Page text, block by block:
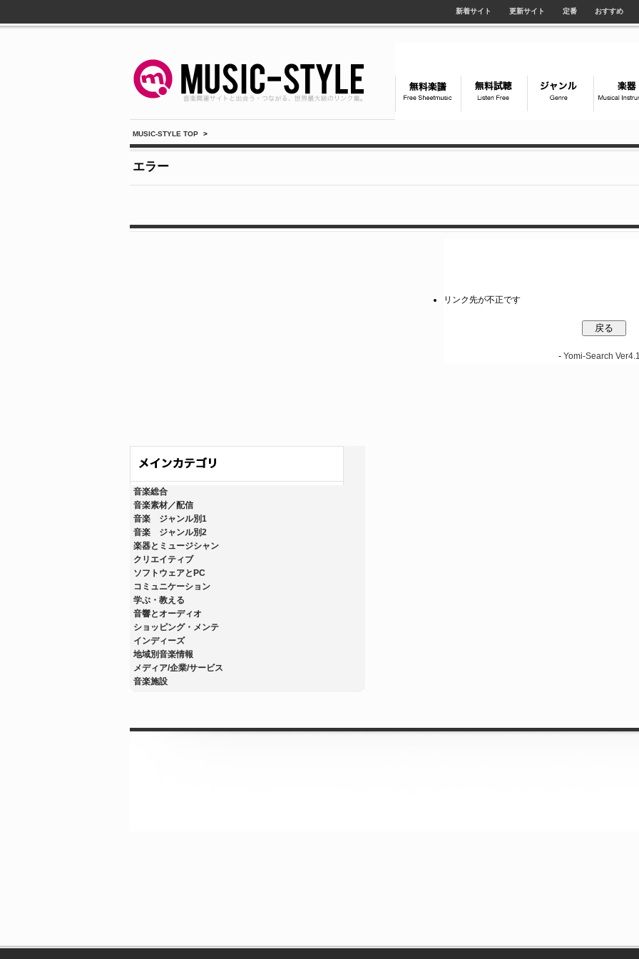
新着サイト 更新サイト 定番 おすすめ
MUSIC-STYLE TOP >
エラー
音楽総合
音楽素材／配信
音楽 ジャンル別1
音楽 ジャンル別2
楽器とミュージシャン
クリエイティブ
ソフトウェアとPC
コミュニケーション
学ぶ・教える
音響とオーディオ
ショッピング・メンテ
インディーズ
地域別音楽情報
メディア/企業/サービス
音楽施設
リンク先が不正です
- Yomi-Search